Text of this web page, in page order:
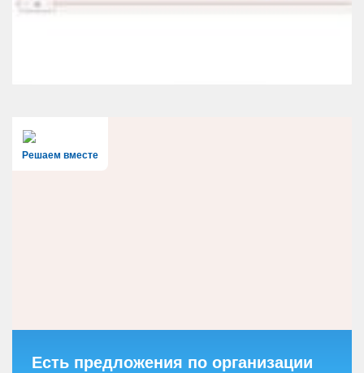
Решаем вместе
Есть предложения по организации